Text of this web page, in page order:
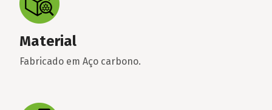
Material
Fabricado em Aço carbono.